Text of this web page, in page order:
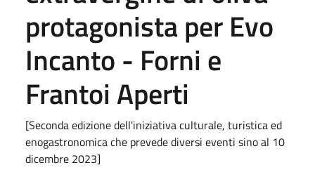
protagonista per Evo
Incanto - Forni e
Frantoi Aperti
[Seconda edizione dell'iniziativa culturale, turistica ed
enogastronomica che prevede diversi eventi sino al 10
dicembre 2023]